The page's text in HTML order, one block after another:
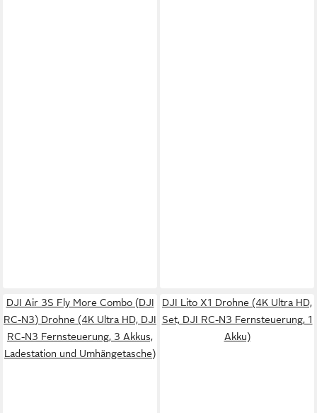
DJI Air 3S Fly More Combo (DJI
RC-N3) Drohne (4K Ultra HD, DJI
RC-N3 Fernsteuerung, 3 Akkus,
Ladestation und Umhängetasche)
DJI Lito X1 Drohne (4K Ultra HD,
Set, DJI RC-N3 Fernsteuerung, 1
Akku)